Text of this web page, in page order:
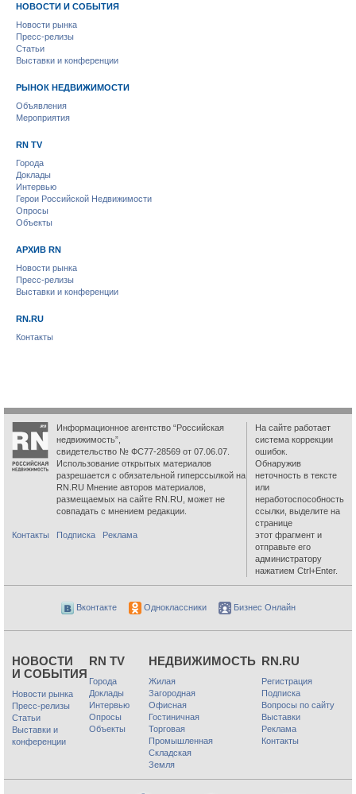
НОВОСТИ И СОБЫТИЯ
Новости рынка
Пресс-релизы
Статьи
Выставки и конференции
РЫНОК НЕДВИЖИМОСТИ
Объявления
Мероприятия
RN TV
Города
Доклады
Интервью
Герои Российской Недвижимости
Опросы
Объекты
АРХИВ RN
Новости рынка
Пресс-релизы
Выставки и конференции
RN.RU
Контакты
Информационное агентство “Российская
недвижимость”,
свидетельство № ФС77-28569 от 07.06.07.
Использование открытых материалов
разрешается с обязательной гиперссылкой на
RN.RU Мнение авторов материалов,
размещаемых на сайте RN.RU, может не
совпадать с мнением редакции.
Контакты Подписка Реклама
На сайте работает
система коррекции
ошибок.
Обнаружив
неточность в тексте
или
неработоспособность
ссылки, выделите на
странице
этот фрагмент и
отправьте его
администратору
нажатием Ctrl+Enter.
Вконтакте Одноклассники Бизнес Онлайн
НОВОСТИ
И СОБЫТИЯ
Новости рынка
Пресс-релизы
Статьи
Выставки и
конференции
RN TV
Города
Доклады
Интервью
Опросы
Объекты
НЕДВИЖИМОСТЬ
Жилая
Загородная
Офисная
Гостиничная
Торговая
Промышленная
Складская
Земля
RN.RU
Регистрация
Подписка
Вопросы по сайту
Выставки
Реклама
Контакты